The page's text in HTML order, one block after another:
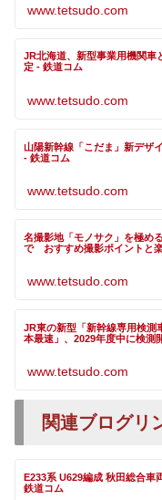
www.tetsudo.com
JR北海道、新型事業用機関
定 - 鉄道コム
www.tetsudo.com
山陽新幹線「こだま」新デザ
- 鉄道コム
www.tetsudo.com
名撮影地「モノサク」を極め
で おすすめ撮影ポイントと
www.tetsudo.com
JR東の新型「新幹線専用検測
本最速」、2029年度中に検測
www.tetsudo.com
関連ブログリ
E233系 U629編成 秋田総合車
鉄道コム